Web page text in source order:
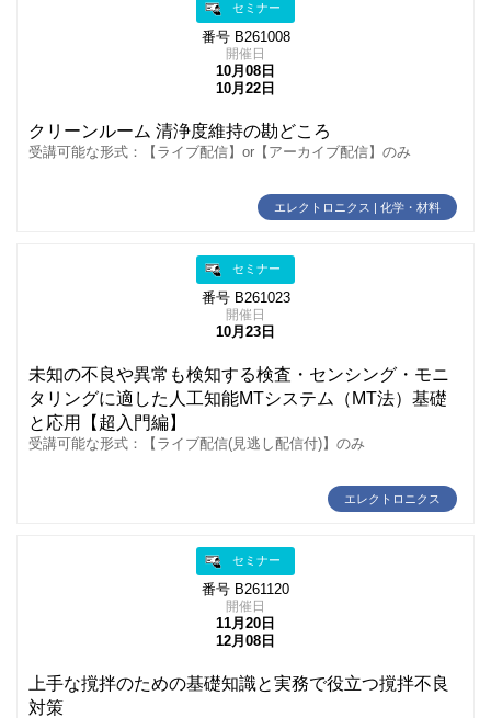
セミナー
番号 B261008
開催日
10月08日
10月22日
クリーンルーム 清浄度維持の勘どころ
受講可能な形式：【ライブ配信】or【アーカイブ配信】のみ
エレクトロニクス | 化学・材料
セミナー
番号 B261023
開催日
10月23日
未知の不良や異常も検知する検査・センシング・モニ
タリングに適した人工知能MTシステム（MT法）基礎
と応用【超入門編】
受講可能な形式：【ライブ配信(見逃し配信付)】のみ
エレクトロニクス
セミナー
番号 B261120
開催日
11月20日
12月08日
上手な撹拌のための基礎知識と実務で役立つ撹拌不良
対策